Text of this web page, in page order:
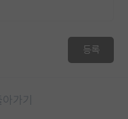
등록
가기